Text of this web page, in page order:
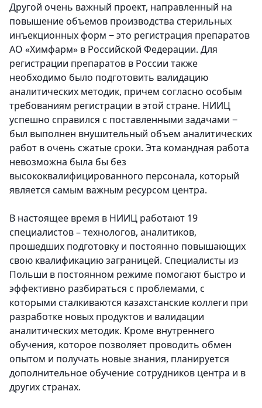
Другой очень важный проект, направленный на
повышение объемов производства стерильных
инъекционных форм − это регистрация препаратов
АО «Химфарм» в Российской Федерации. Для
регистрации препаратов в России также
необходимо было подготовить валидацию
аналитических методик, причем согласно особым
требованиям регистрации в этой стране. НИИЦ
успешно справился с поставленными задачами −
был выполнен внушительный объем аналитических
работ в очень сжатые сроки. Эта командная работа
невозможна была бы без
высококвалифицированного персонала, который
является самым важным ресурсом центра.
В настоящее время в НИИЦ работают 19
специалистов – технологов, аналитиков,
прошедших подготовку и постоянно повышающих
свою квалификацию заграницей. Специалисты из
Польши в постоянном режиме помогают быстро и
эффективно разбираться с проблемами, с
которыми сталкиваются казахстанские коллеги при
разработке новых продуктов и валидации
аналитических методик. Кроме внутреннего
обучения, которое позволяет проводить обмен
опытом и получать новые знания, планируется
дополнительное обучение сотрудников центра и в
других странах.